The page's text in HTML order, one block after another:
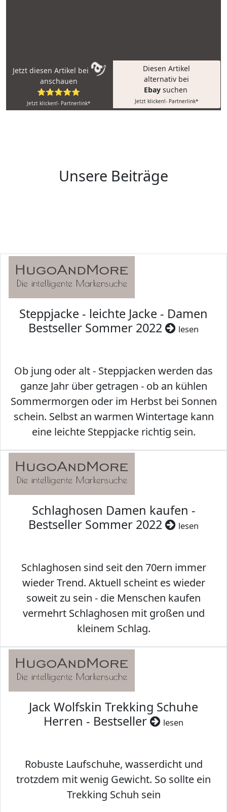
Jetzt diesen Artikel bei
anschauen
⭐⭐⭐⭐⭐
Jetzt klicken!- Partnerlink*
Diesen Artikel
alternativ bei
Ebay suchen
Jetzt klicken!- Partnerlink*
Unsere Beiträge
Steppjacke - leichte Jacke - Damen
Bestseller Sommer 2022
lesen
Ob jung oder alt - Steppjacken werden das
ganze Jahr über getragen - ob an kühlen
Sommermorgen oder im Herbst bei Sonnen
schein. Selbst an warmen Wintertage kann
eine leichte Steppjacke richtig sein.
Schlaghosen Damen kaufen -
Bestseller Sommer 2022
lesen
Schlaghosen sind seit den 70ern immer
wieder Trend. Aktuell scheint es wieder
soweit zu sein - die Menschen kaufen
vermehrt Schlaghosen mit großen und
kleinem Schlag.
Jack Wolfskin Trekking Schuhe
Herren - Bestseller
lesen
Robuste Laufschuhe, wasserdicht und
trotzdem mit wenig Gewicht. So sollte ein
Trekking Schuh sein